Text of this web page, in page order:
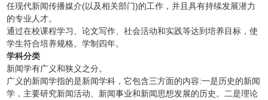
任现代新闻传播媒介(以及相关部门)的工作，并且具有持续发展潜力
的专业人才。
通过在校课程学习、论文写作、社会活动和实践等达到培养目标，使
学生符合培养规格。学制四年。
学科分类
新闻学有广义和狭义之分。
广义的新闻学指的是新闻学科，它包含三方面的内容:一是历史的新闻
学，主要研究新闻活动、新闻事业和新闻思想发展的历史。二是理论